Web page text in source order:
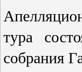
тура
собрания